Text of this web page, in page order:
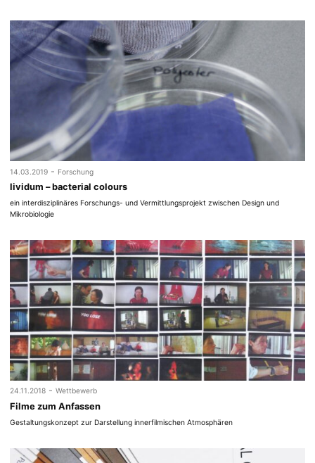
14.03.2019 - Forschung
lividum – bacterial colours
ein interdisziplinäres Forschungs- und Vermittlungsprojekt zwischen Design und
Mikrobiologie
24.11.2018 - Wettbewerb
Filme zum Anfassen
Gestaltungskonzept zur Darstellung innerfilmischen Atmosphären